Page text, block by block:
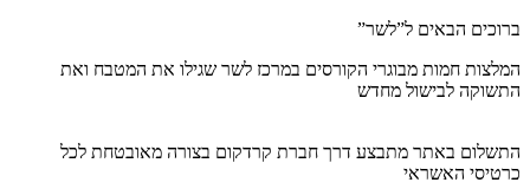
ברוכים הבאים ל”לשר”
המלצות חמות מבוגרי הקורסים במרכז לשר שגילו את המטבח ואת
התשוקה לבישול מחדש
התשלום באתר מתבצע דרך חברת קרדקום בצורה מאובטחת לכל
כרטיסי האשראי